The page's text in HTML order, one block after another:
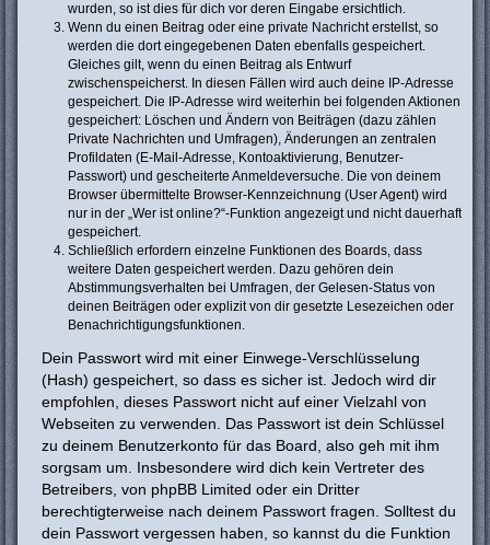
wurden, so ist dies für dich vor deren Eingabe ersichtlich.
Wenn du einen Beitrag oder eine private Nachricht erstellst, so
werden die dort eingegebenen Daten ebenfalls gespeichert.
Gleiches gilt, wenn du einen Beitrag als Entwurf
zwischenspeicherst. In diesen Fällen wird auch deine IP-Adresse
gespeichert. Die IP-Adresse wird weiterhin bei folgenden Aktionen
gespeichert: Löschen und Ändern von Beiträgen (dazu zählen
Private Nachrichten und Umfragen), Änderungen an zentralen
Profildaten (E-Mail-Adresse, Kontoaktivierung, Benutzer-
Passwort) und gescheiterte Anmeldeversuche. Die von deinem
Browser übermittelte Browser-Kennzeichnung (User Agent) wird
nur in der „Wer ist online?“-Funktion angezeigt und nicht dauerhaft
gespeichert.
Schließlich erfordern einzelne Funktionen des Boards, dass
weitere Daten gespeichert werden. Dazu gehören dein
Abstimmungsverhalten bei Umfragen, der Gelesen-Status von
deinen Beiträgen oder explizit von dir gesetzte Lesezeichen oder
Benachrichtigungsfunktionen.
Dein Passwort wird mit einer Einwege-Verschlüsselung
(Hash) gespeichert, so dass es sicher ist. Jedoch wird dir
empfohlen, dieses Passwort nicht auf einer Vielzahl von
Webseiten zu verwenden. Das Passwort ist dein Schlüssel
zu deinem Benutzerkonto für das Board, also geh mit ihm
sorgsam um. Insbesondere wird dich kein Vertreter des
Betreibers, von phpBB Limited oder ein Dritter
berechtigterweise nach deinem Passwort fragen. Solltest du
dein Passwort vergessen haben, so kannst du die Funktion